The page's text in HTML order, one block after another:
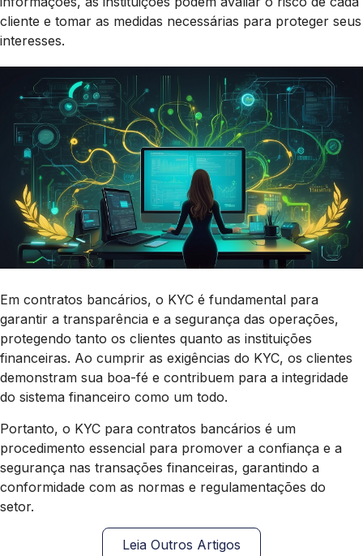
cliente e tomar as medidas necessárias para proteger seus
interesses.
Em contratos bancários, o KYC é fundamental para
garantir a transparência e a segurança das operações,
protegendo tanto os clientes quanto as instituições
financeiras. Ao cumprir as exigências do KYC, os clientes
demonstram sua boa-fé e contribuem para a integridade
do sistema financeiro como um todo.
Portanto, o KYC para contratos bancários é um
procedimento essencial para promover a confiança e a
segurança nas transações financeiras, garantindo a
conformidade com as normas e regulamentações do
setor.
Leia Outros Artigos